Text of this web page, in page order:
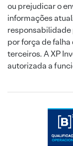
ou prejudicar o
informações
responsabilidade
por força de
terceiros. A XP
autorizada a